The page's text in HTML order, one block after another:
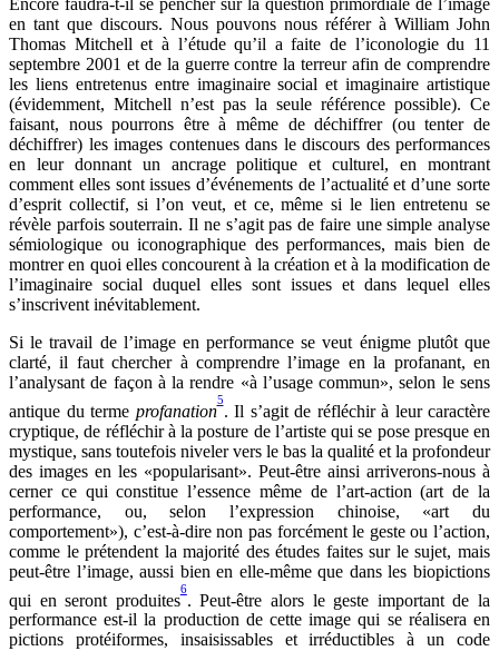
en tant que discours. Nous pouvons nous référer à William John
Thomas Mitchell et à l’étude qu’il a faite de l’iconologie du 11
septembre 2001 et de la guerre contre la terreur afin de comprendre
les liens entretenus entre imaginaire social et imaginaire artistique
(évidemment, Mitchell n’est pas la seule référence possible). Ce
faisant, nous pourrons être à même de déchiffrer (ou tenter de
déchiffrer) les images contenues dans le discours des performances
en leur donnant un ancrage politique et culturel, en montrant
comment elles sont issues d’événements de l’actualité et d’une sorte
d’esprit collectif, si l’on veut, et ce, même si le lien entretenu se
révèle parfois souterrain. Il ne s’agit pas de faire une simple analyse
sémiologique ou iconographique des performances, mais bien de
montrer en quoi elles concourent à la création et à la modification de
l’imaginaire social duquel elles sont issues et dans lequel elles
s’inscrivent inévitablement.
Si le travail de l’image en performance se veut énigme plutôt que
clarté, il faut chercher à comprendre l’image en la profanant, en
l’analysant de façon à la rendre «à l’usage commun», selon le sens
antique du terme profanation
5
. Il s’agit de réfléchir à leur caractère
cryptique, de réfléchir à la posture de l’artiste qui se pose presque en
mystique, sans toutefois niveler vers le bas la qualité et la profondeur
des images en les «popularisant». Peut-être ainsi arriverons-nous à
cerner ce qui constitue l’essence même de l’art-action (art de la
performance, ou, selon l’expression chinoise, «art du
comportement»), c’est-à-dire non pas forcément le geste ou l’action,
comme le prétendent la majorité des études faites sur le sujet, mais
peut-être l’image, aussi bien en elle-même que dans les biopictions
qui en seront produites
6
. Peut-être alors le geste important de la
performance est-il la production de cette image qui se réalisera en
pictions protéiformes, insaisissables et irréductibles à un code